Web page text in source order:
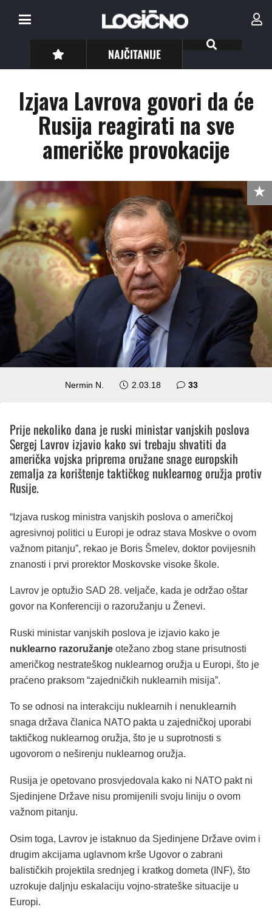
NAJČITANIJE
Izjava Lavrova govori da će
Rusija reagirati na sve
američke provokacije
Nermin N. 2.03.18 33komentara
Prije nekoliko dana je ruski ministar vanjskih poslova
Sergej Lavrov izjavio kako svi trebaju shvatiti da
američka vojska priprema oružane snage europskih
zemalja za korištenje taktičkog nuklearnog oružja protiv
Rusije.
“Izjava ruskog ministra vanjskih poslova o američkoj
agresivnoj politici u Europi je odraz stava Moskve o ovom
važnom pitanju”, rekao je Boris Šmelev, doktor povijesnih
znanosti i prvi prorektor Moskovske visoke škole.
Lavrov je optužio SAD 28. veljače, kada je održao oštar
govor na Konferenciji o razoružanju u Ženevi.
Ruski ministar vanjskih poslova je izjavio kako je
nuklearno razoružanje otežano zbog stane prisutnosti
američkog nestrateškog nuklearnog oružja u Europi, što je
praćeno praksom “zajedničkih nuklearnih misija”.
To se odnosi na interakciju nuklearnih i nenuklearnih
snaga država članica NATO pakta u zajedničkoj uporabi
taktičkog nuklearnog oružja, što je u suprotnosti s
ugovorom o neširenju nuklearnog oružja.
Rusija je opetovano prosvjedovala kako ni NATO pakt ni
Sjedinjene Države nisu promijenili svoju liniju o ovom
važnom pitanju.
Osim toga, Lavrov je istaknuo da Sjedinjene Države ovim i
drugim akcijama uglavnom krše Ugovor o zabrani
balističkih projektila srednjeg i kratkog dometa (INF), što
uzrokuje daljnju eskalaciju vojno-strateške situacije u
Europi.